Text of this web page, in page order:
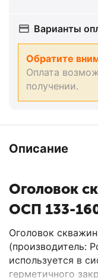
Варианты
Обратите
Оплата
получении.
Описание
Оголовок
ОСП 133-
Оголовок
(производитель:
используется в
герметичного